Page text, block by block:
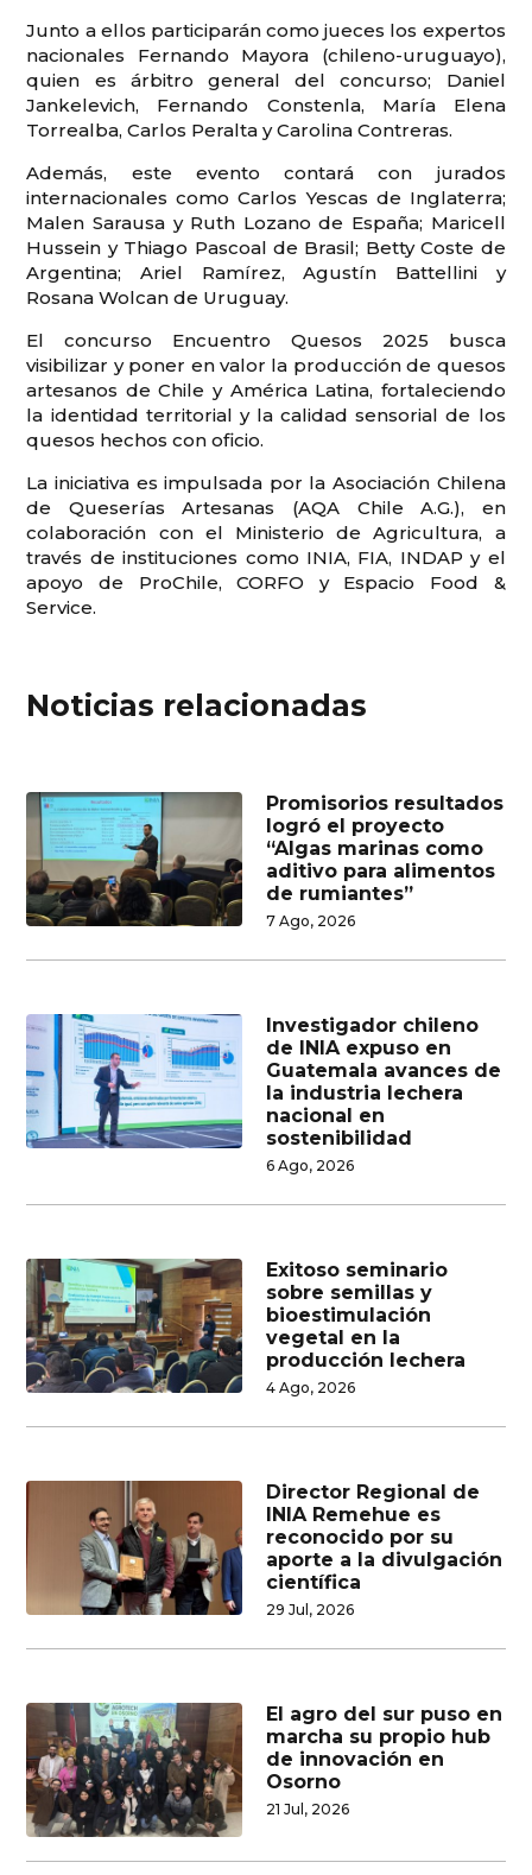
Junto a ellos participarán como jueces los expertos
nacionales Fernando Mayora (chileno-uruguayo),
quien es árbitro general del concurso; Daniel
Jankelevich, Fernando Constenla, María Elena
Torrealba, Carlos Peralta y Carolina Contreras.
Además, este evento contará con jurados
internacionales como Carlos Yescas de Inglaterra;
Malen Sarausa y Ruth Lozano de España; Maricell
Hussein y Thiago Pascoal de Brasil; Betty Coste de
Argentina; Ariel Ramírez, Agustín Battellini y
Rosana Wolcan de Uruguay.
El concurso Encuentro Quesos 2025 busca
visibilizar y poner en valor la producción de quesos
artesanos de Chile y América Latina, fortaleciendo
la identidad territorial y la calidad sensorial de los
quesos hechos con oficio.
La iniciativa es impulsada por la Asociación Chilena
de Queserías Artesanas (AQA Chile A.G.), en
colaboración con el Ministerio de Agricultura, a
través de instituciones como INIA, FIA, INDAP y el
apoyo de ProChile, CORFO y Espacio Food &
Service.
Noticias relacionadas
Promisorios resultados
logró el proyecto
“Algas marinas como
aditivo para alimentos
de rumiantes”
7 Ago, 2026
Investigador chileno
de INIA expuso en
Guatemala avances de
la industria lechera
nacional en
sostenibilidad
6 Ago, 2026
Exitoso seminario
sobre semillas y
bioestimulación
vegetal en la
producción lechera
4 Ago, 2026
Director Regional de
INIA Remehue es
reconocido por su
aporte a la divulgación
científica
29 Jul, 2026
El agro del sur puso en
marcha su propio hub
de innovación en
Osorno
21 Jul, 2026